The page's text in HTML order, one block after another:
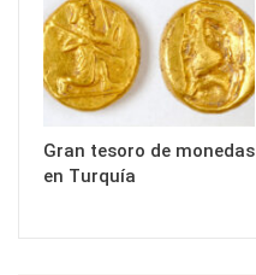
Gran tesoro de monedas
en Turquía